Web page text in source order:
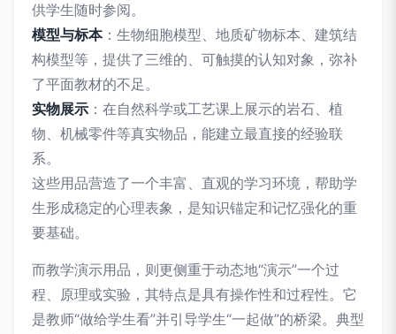
供学生随时参阅。
模型与标本：生物细胞模型、地质矿物标本、建筑结
构模型等，提供了三维的、可触摸的认知对象，弥补
了平面教材的不足。
实物展示 ：在自然科学或工艺课上展示的岩石、植
物、机械零件等真实物品，能建立最直接的经验联
系。
这些用品营造了一个丰富、直观的学习环境，帮助学
生形成稳定的心理表象，是知识锚定和记忆强化的重
要基础。
而教学演示用品，则更侧重于动态地“演示”一个过
程、原理或实验，其特点是具有操作性和过程性。它
是教师“做给学生看”并引导学生“一起做”的桥梁。典型